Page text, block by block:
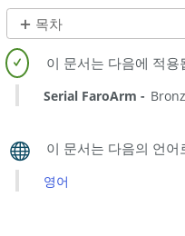
PDF
로
저
장
목차
제
목
없
음
Serial FaroArm
영어